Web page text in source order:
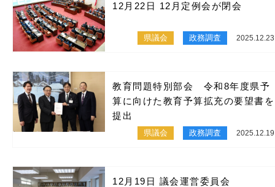
12月22日 12月定例会が閉会
県議会 政務調査 2025.12.23
教育問題特別部会 令和8年度県予
算に向けた教育予算拡充の要望書を
提出
県議会 政務調査 2025.12.19
12月19日 議会運営委員会